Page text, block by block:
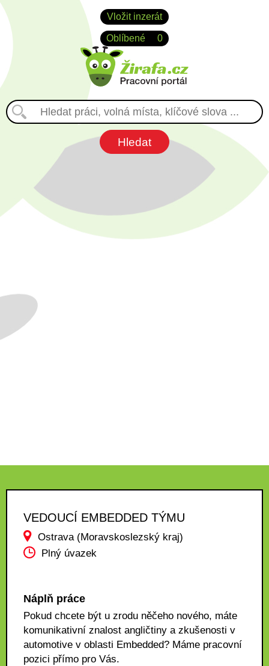
Vložit inzerát
Oblíbené 0
VEDOUCÍ EMBEDDED TÝMU
Ostrava (Moravskoslezský kraj)
Plný úvazek
Náplň práce
Pokud chcete být u zrodu něčeho nového, máte
komunikativní znalost angličtiny a zkušenosti v
automotive v oblasti Embedded? Máme pracovní
pozici přímo pro Vás.